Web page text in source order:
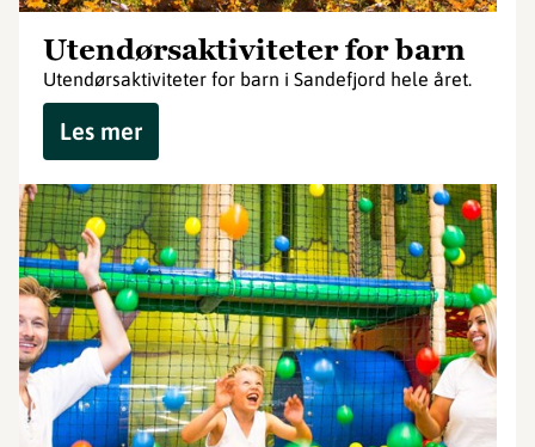
Utendørsaktiviteter for barn
Utendørsaktiviteter for barn i Sandefjord hele året.
Les mer